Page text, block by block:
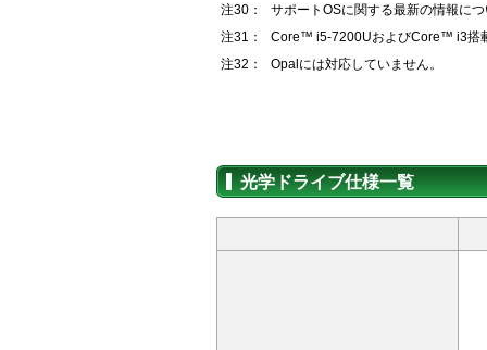
注30：
サポートOSに関する最新の情報に
注31：
Core™ i5-7200UおよびCore™ i3搭
注32：
Opalには対応していません。
光学ドライブ仕様一覧